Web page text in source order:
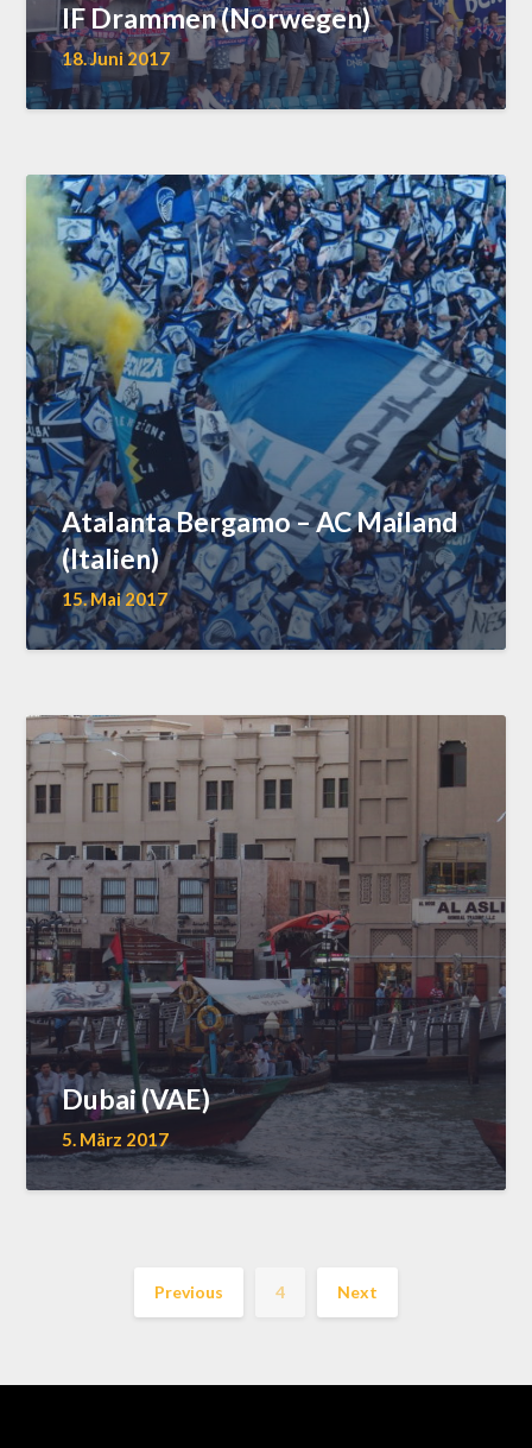
IF Drammen (Norwegen)
18. Juni 2017
Atalanta Bergamo – AC Mailand
(Italien)
15. Mai 2017
Dubai (VAE)
5. März 2017
Previous 4 Next